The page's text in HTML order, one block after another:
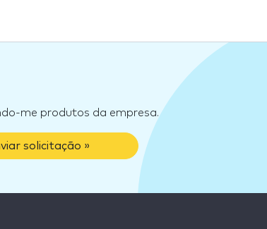
me produtos da empresa.
solicitação »